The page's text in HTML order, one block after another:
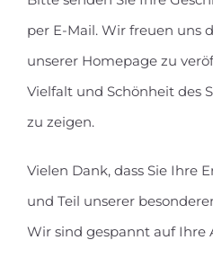
per E-Mail. Wir freuen uns
unserer Homepage zu
Vielfalt und Schönheit des
zu zeigen.
Vielen Dank, dass Sie Ihre
und Teil unserer
Wir sind gespannt auf Ihre